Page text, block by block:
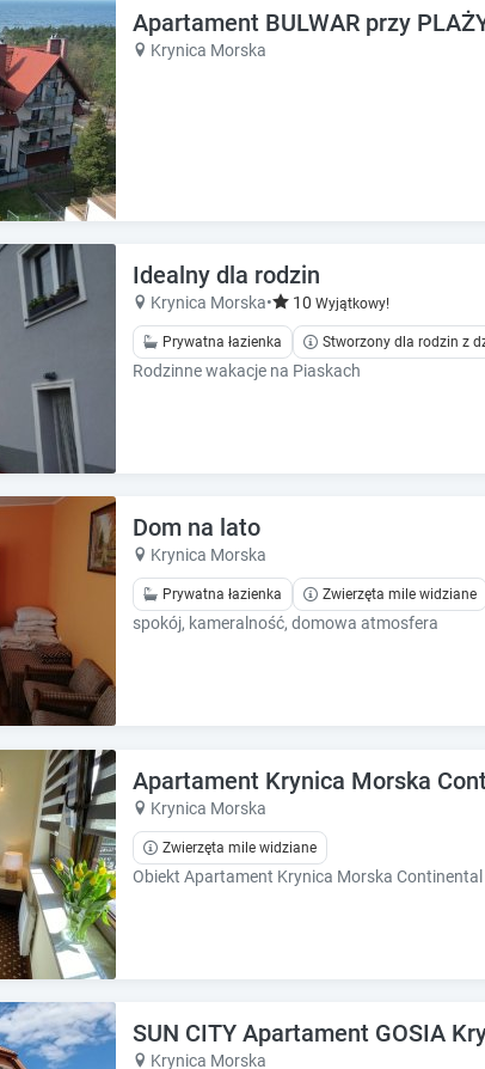
t
t
r
d
s
h
s
f
o
r
n
g
d
a
t
Apartament BULWAR przy
Krynica Morska
Idealny dla rodzin
Krynica Morska• 10 Wyjątkowy!
Prywatna łazienka Stworzony dla rodzin z
Rodzinne wakacje na Piaskach
Dom na lato
Krynica Morska
Prywatna łazienka Zwierzęta mile widziane
spokój, kameralność, domowa atmosfera
Apartament Krynica Morska
Krynica Morska
Zwierzęta mile widziane
SUN CITY Apartament GOSIA
Krynica Morska